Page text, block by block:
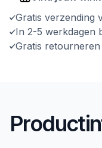
Gratis verzending
In 2-5 werkdagen
Gratis